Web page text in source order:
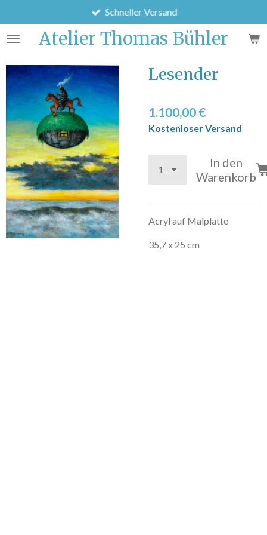
Hauptinhalt
springenAtelier Thomas Bühler
Schneller Versand
Lesender
1.100,00 €
Kostenloser Versand
In den
Warenkorb
Acryl auf Malplatte
35,7 x 25 cm